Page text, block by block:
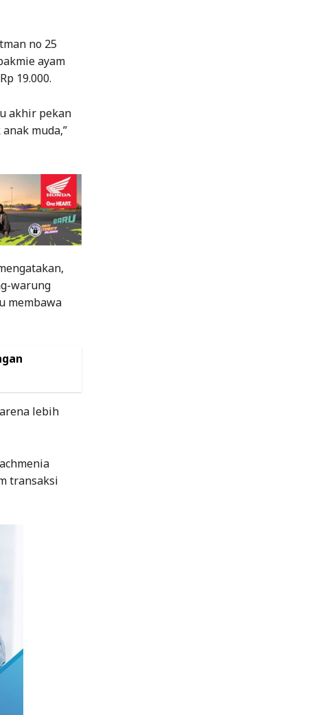
no 25
ayam
19.000.
akhir pekan
muda,”
warung
membawa
lebih
transaksi